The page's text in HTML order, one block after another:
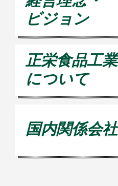
ビジョン
正栄食品工業
について
国内関係会社